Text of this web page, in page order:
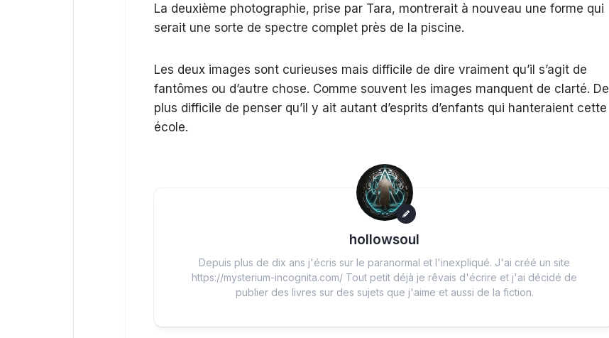
La deuxième photographie, prise par Tara, montrerait à nouveau une forme qui
serait une sorte de spectre complet près de la piscine.
Les deux images sont curieuses mais difficile de dire vraiment qu’il s’agit de
fantômes ou d’autre chose. Comme souvent les images manquent de clarté. De
plus difficile de penser qu’il y ait autant d’esprits d’enfants qui hanteraient cette
école.
hollowsoul
Depuis plus de dix ans j'écris sur le paranormal et l'inexpliqué. J'ai créé un site
https://mysterium-incognita.com/ Tout petit déjà je rêvais d'écrire et j'ai décidé de
publier des livres sur des sujets que j'aime et aussi de la fiction.